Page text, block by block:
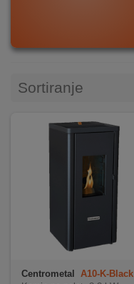
&
Sortiranje
Centrometal
A10-K-Black